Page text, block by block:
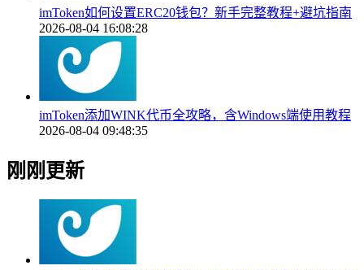
imToken如何设置ERC20钱包？新手完整教程+避坑指南
2026-08-04 16:08:28
imToken添加WINK代币全攻略，含Windows端使用教程
2026-08-04 09:48:35
刚刚更新